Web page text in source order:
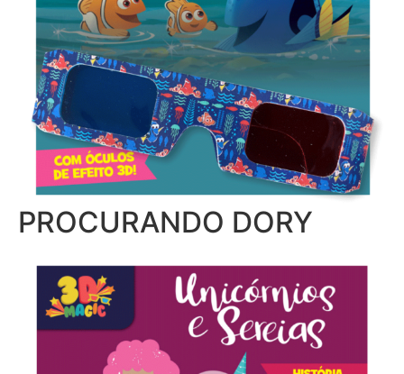
PROCURANDO DORY